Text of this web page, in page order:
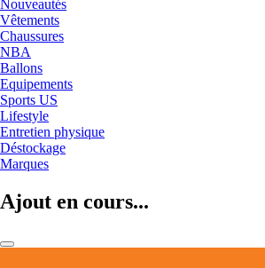
Nouveautés
Vêtements
Chaussures
NBA
Ballons
Equipements
Sports US
Lifestyle
Entretien physique
Déstockage
Marques
Ajout en cours...